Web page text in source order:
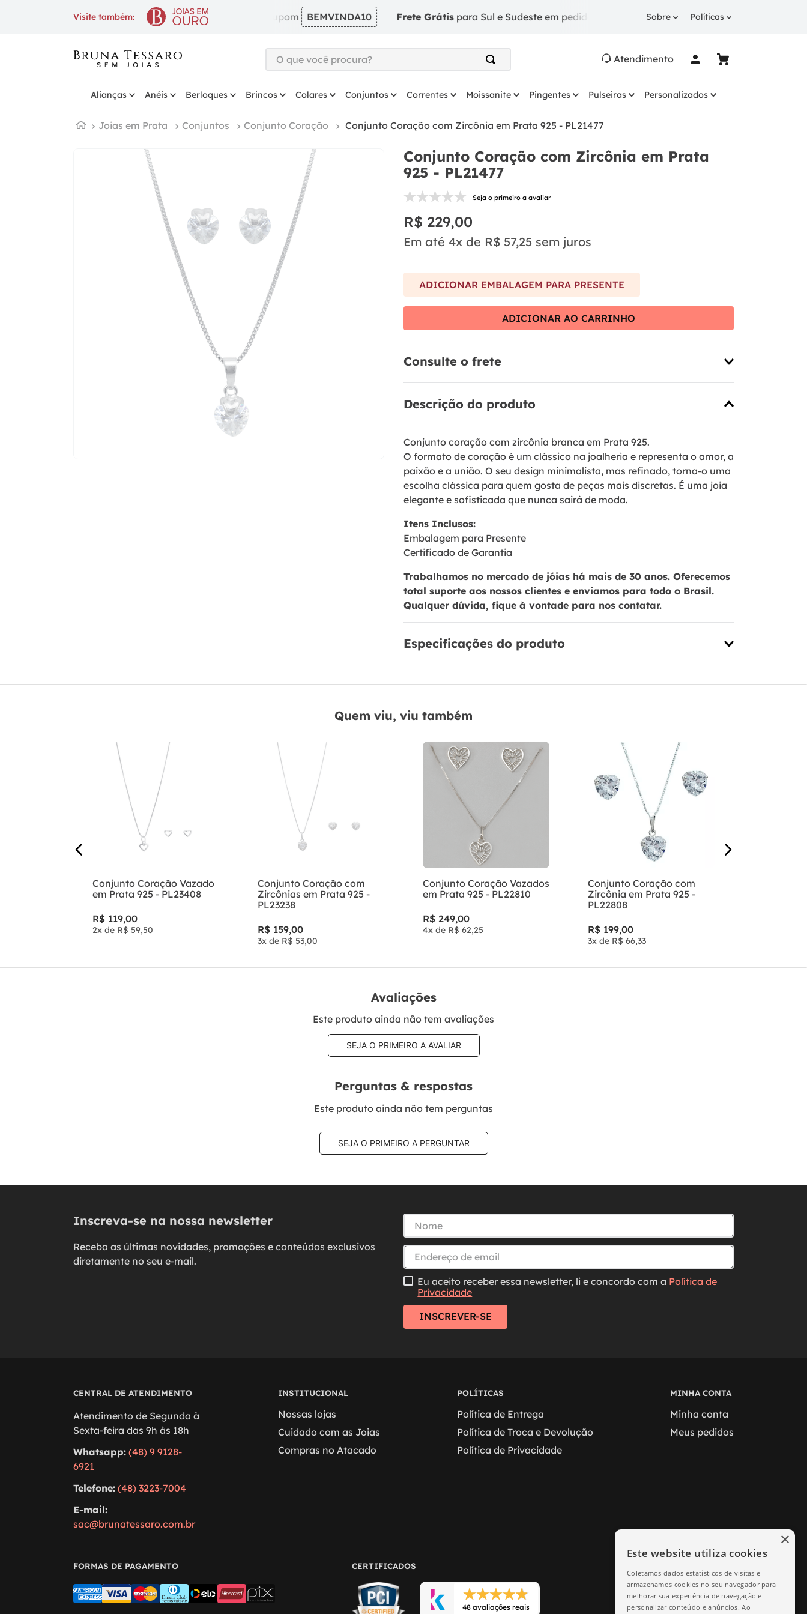
Visite também:
10% OFF na 1ª compra com cupom BEMVINDA10 Frete Grátispara Sul e Sudeste em pedidos a partir de R$ 249. 10% OFFna 1ª compra com
Sobre Políticas
O que você procura?
2º
solitário
coração
anel
anel prata
colar
º
9º
Atendimento
Alianças Anéis Berloques Brincos Colares Conjuntos Correntes Moissanite Pingentes Pulseiras Personalizados
Joias em Prata Conjuntos Conjunto Coração Conjunto Coração com Zircônia em Prata 925 - PL21477
Conjunto Coração com Zircônia em Prata
925 - PL21477
Seja o primeiro a avaliar
R$ 229,00
Em até 4x de R$ 57,25 sem juros
ADICIONAR EMBALAGEM PARA PRESENTE
ADICIONAR AO CARRINHO
Consulte o frete
Descrição do produto
Conjunto coração com zircônia branca em Prata 925.
O formato de coração é um clássico na joalheria e representa o amor, a
paixão e a união. O seu design minimalista, mas refinado, torna-o uma
escolha clássica para quem gosta de peças mais discretas. É uma joia
elegante e sofisticada que nunca sairá de moda.
Itens Inclusos:
Embalagem para Presente
Certificado de Garantia
Trabalhamos no mercado de jóias há mais de 30 anos. Oferecemos
total suporte aos nossos clientes e enviamos para todo o Brasil.
Qualquer dúvida, fique à vontade para nos contatar.
Especificações do produto
Quem viu, viu também
Conjunto Coração Vazado
em Prata 925 - PL23408
R$ 119,00
2x de R$ 59,50
Conjunto Coração com
Zircônias em Prata 925 -
PL23238
R$ 159,00
3x de R$ 53,00
Conjunto Coração Vazados
em Prata 925 - PL22810
R$ 249,00
4x de R$ 62,25
Conjunto Coração com
Zircônia em Prata 925 -
PL22808
R$ 199,00
3x de R$ 66,33
Avaliações
Este produto ainda não tem avaliações
SEJA O PRIMEIRO A AVALIAR
Perguntas & respostas
Este produto ainda não tem perguntas
SEJA O PRIMEIRO A PERGUNTAR
Inscreva-se na nossa newsletter
Receba as últimas novidades, promoções e conteúdos exclusivos
diretamente no seu e-mail.
Eu aceito receber essa newsletter, li e concordo com a Política de
Privacidade
INSCREVER-SE
CENTRAL DE ATENDIMENTO
Atendimento de Segunda à
Sexta-feira das 9h às 18h
Whatsapp: (48) 9 9128-
6921
Telefone: (48) 3223-7004
E-mail:
sac@brunatessaro.com.br
INSTITUCIONAL
Nossas lojas
Cuidado com as Joias
Compras no Atacado
POLÍTICAS
Política de Entrega
Política de Troca e Devolução
Política de Privacidade
MINHA CONTA
Minha conta
Meus pedidos
FORMAS DE PAGAMENTO CERTIFICADOS
48 avaliações reais
Este website utiliza cookies
Coletamos dados estatísticos de visitas e
armazenamos cookies no seu navegador para
melhorar sua experiência de navegação e
personalizar conteúdo e anúncios. Ao
×